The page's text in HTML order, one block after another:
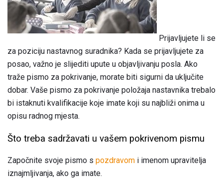
Prijavljujete li se
za poziciju nastavnog suradnika? Kada se prijavljujete za
posao, važno je slijediti upute u objavljivanju posla. Ako
traže pismo za pokrivanje, morate biti sigurni da uključite
dobar. Vaše pismo za pokrivanje položaja nastavnika trebalo
bi istaknuti kvalifikacije koje imate koji su najbliži onima u
opisu radnog mjesta.
Što treba sadržavati u vašem pokrivenom pismu
Započnite svoje pismo s pozdravom i imenom upravitelja
iznajmljivanja, ako ga imate.